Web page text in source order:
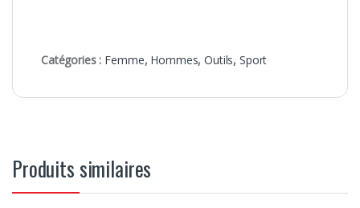
Catégories : Femme, Hommes,Outils,Sport
Produits similaires